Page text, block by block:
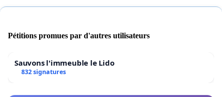
Pétitions promues par d'autres utilisateurs
Sauvons l'immeuble le Lido
832 signatures